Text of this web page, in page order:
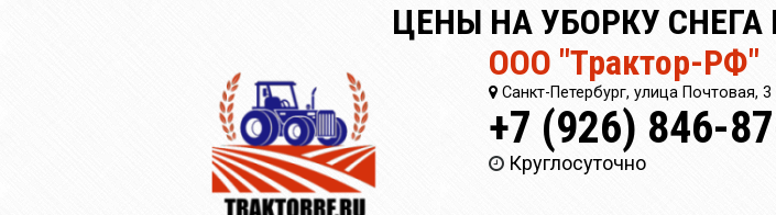
ЦЕНЫ НА УБОРКУ СНЕГА
ООО "Трактор-РФ"
Санкт-Петербург, улица Почтовая, 3
+7 (926) 846-
Круглосуточно